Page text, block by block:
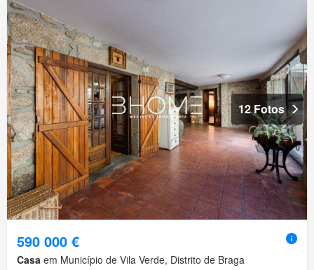
12 Fotos
590 000 €
Casa em Município de Vila Verde, Distrito de Braga